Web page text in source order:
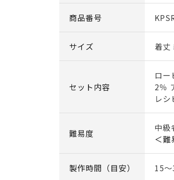
商品番号
サイズ 着
セット内容
ロ
2％
レシ
難易度
中
＜
製作時間（目安） 15